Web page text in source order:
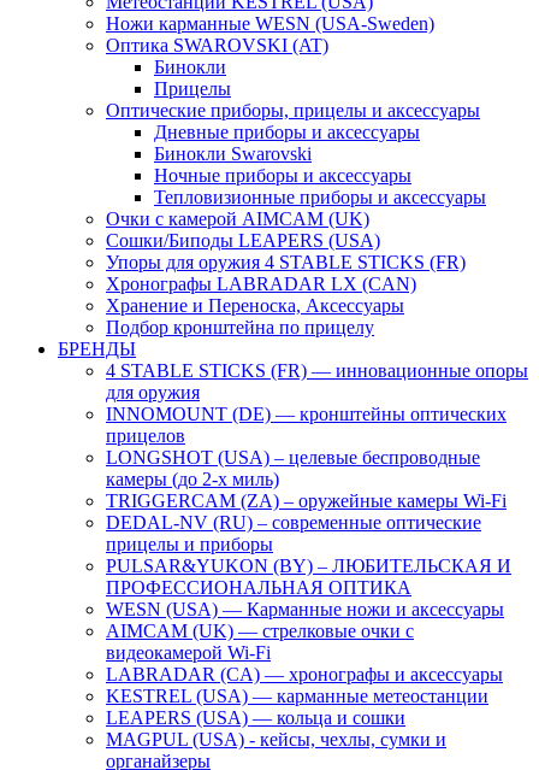
Ножи карманные WESN (USA-Sweden)
Оптика SWAROVSKI (AT)
Бинокли
Прицелы
Оптические приборы, прицелы и аксессуары
Дневные приборы и аксессуары
Бинокли Swarovski
Ночные приборы и аксессуары
Тепловизионные приборы и аксессуары
Очки с камерой AIMCAM (UK)
Сошки/Биподы LEAPERS (USA)
Упоры для оружия 4 STABLE STICKS (FR)
Хронографы LABRADAR LX (CAN)
Хранение и Переноска, Аксессуары
Подбор кронштейна по прицелу
БРЕНДЫ
4 STABLE STICKS (FR) — инновационные опоры
для оружия
INNOMOUNT (DE) — кронштейны оптических
прицелов
LONGSHOT (USA) – целевые беспроводные
камеры (до 2-х миль)
TRIGGERCAM (ZA) – оружейные камеры Wi-Fi
DEDAL-NV (RU) – современные оптические
прицелы и приборы
PULSAR&YUKON (BY) – ЛЮБИТЕЛЬСКАЯ И
ПРОФЕССИОНАЛЬНАЯ ОПТИКА
WESN (USA) — Карманные ножи и аксессуары
AIMCAM (UK) — стрелковые очки с
видеокамерой Wi-Fi
LABRADAR (CA) — хронографы и аксессуары
KESTREL (USA) — карманные метеостанции
LEAPERS (USA) — кольца и сошки
MAGPUL (USA) - кейсы, чехлы, сумки и
органайзеры